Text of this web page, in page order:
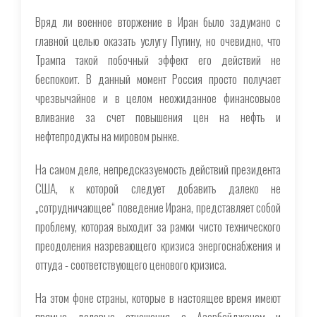
Вряд ли военное вторжение в Иран было задумано с
главной целью оказать услугу Путину, но очевидно, что
Трампа такой побочный эффект его действий не
беспокоит. В данный момент Россия просто получает
чрезвычайное и в целом неожиданное финансовыое
вливание за счет повышения цен на нефть и
нефтепродукты на мировом рынке.
На самом деле, непредсказуемость действий президента
США, к которой следует добавить далеко не
„сотрудничающее“ поведение Ирана, представляет собой
проблему, которая выходит за рамки чисто технического
преодоления назревающего кризиса энергоснабжения и
оттуда - соответствующего ценового кризиса.
На этом фоне страны, которые в настоящее время имеют